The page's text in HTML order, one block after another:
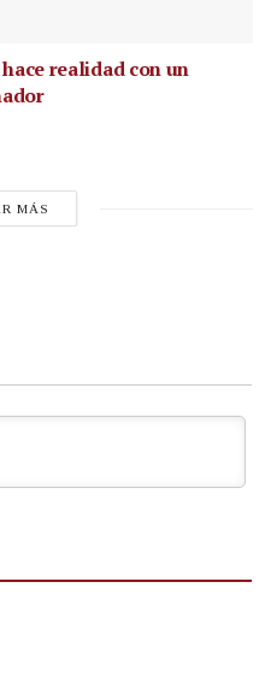
realidad con un
MÁS